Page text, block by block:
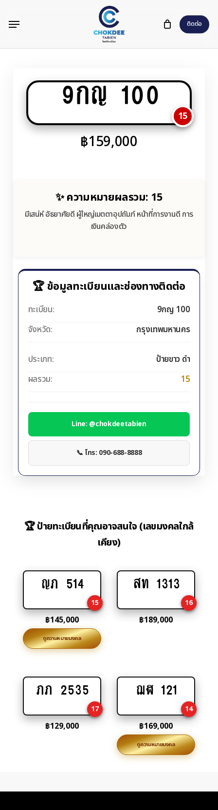
content
ติดต่อ
Menu
9กญ 100
15
฿159,000
✨ ความหมายผลรวม: 15
มีเสน่ห์ อัธยาศัยดี ผู้ใหญ่เมตตาอุปถัมภ์ หน้าที่การงานดี การ
เงินคล่องตัว
🏆 ข้อมูลทะเบียนและช่องทางติดต่อ
ทะเบียน:
9กญ 100
จังหวัด:
กรุงเทพมหานคร
ประเภท:
ป้ายขาว ดำ
ผลรวม:
15
Line: @chokdeetabien
📞 โทร: 090-688-8888
🏆 ป้ายทะเบียนที่คุณอาจสนใจ (เลขมงคลใกล้
เคียง)
Add
cart
ญภ 514
15
฿145,000
ดูความหมายมงคล
Add
cart
สท 1313
16
฿189,000
Add
cart
ภภ 2535
17
฿129,000
Add
cart
ฌฬ 121
14
฿169,000
ดูความหมายมงคล